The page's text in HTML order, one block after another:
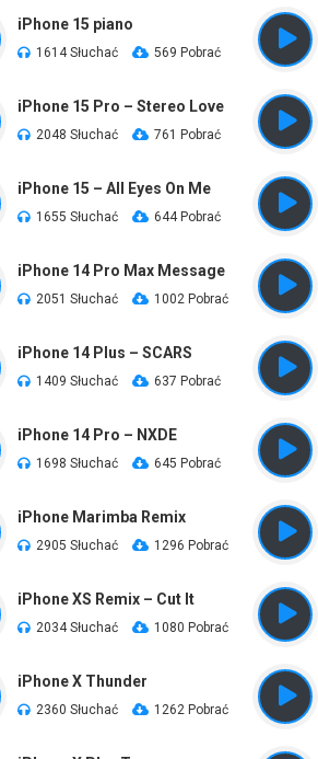
iPhone 15 piano
1614 Słuchać 569 Pobrać
iPhone 15 Pro – Stereo Love
2048 Słuchać 761 Pobrać
iPhone 15 – All Eyes On Me
1655 Słuchać 644 Pobrać
iPhone 14 Pro Max Message
2051 Słuchać 1002 Pobrać
iPhone 14 Plus – SCARS
1409 Słuchać 637 Pobrać
iPhone 14 Pro – NXDE
1698 Słuchać 645 Pobrać
iPhone Marimba Remix
2905 Słuchać 1296 Pobrać
iPhone XS Remix – Cut It
2034 Słuchać 1080 Pobrać
iPhone X Thunder
2360 Słuchać 1262 Pobrać